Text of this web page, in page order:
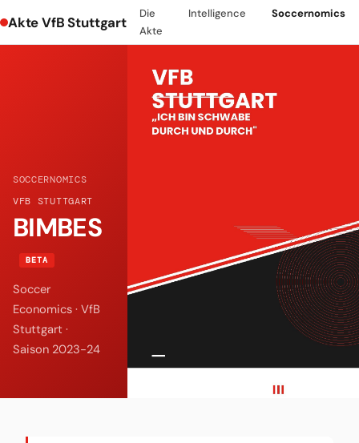
Akte VfB Stuttgart
Die
Akte
Intelligence Soccernomics
SOCCERNOMICS
VFB STUTTGART
BIMBES
BETA
Soccer
Economics · VfB
Stuttgart ·
Saison 2023-24